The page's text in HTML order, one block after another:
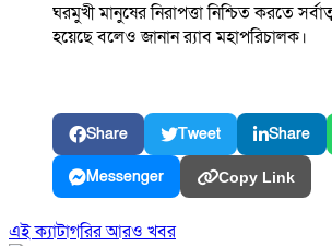
ঘরমুখী মানুষের নিরাপত্তা নিশ্চিত করতে
হয়েছে বলেও জানান র‍্যাব মহাপরিচালক।
Share Tweet Share
Messenger Copy Link
এই ক্যাটাগরির আরও খবর